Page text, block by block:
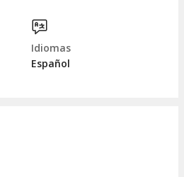
Idiomas
Español